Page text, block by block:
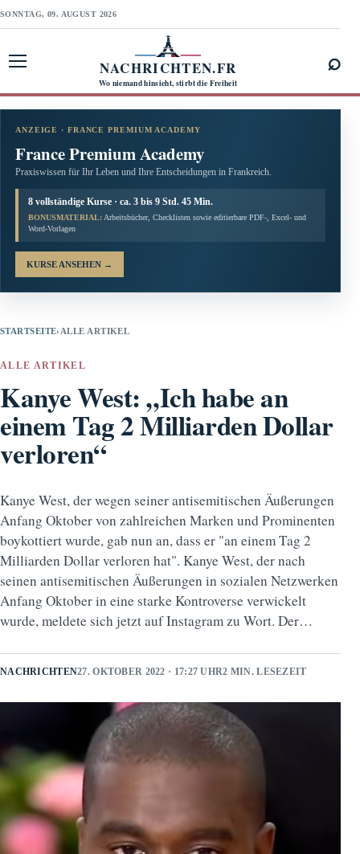
SONNTAG, 09. AUGUST 2026
NACHRICHTEN.FR
Wo niemand hinsieht, stirbt die Freiheit
⌕
ANZEIGE · FRANCE PREMIUM ACADEMY
France Premium Academy
Praxiswissen für Ihr Leben und Ihre Entscheidungen in Frankreich.
8 vollständige Kurse · ca. 3 bis 9 Std. 45 Min.
BONUSMATERIAL: Arbeitsbücher, Checklisten sowie editierbare PDF-, Excel- und
Word-Vorlagen
KURSE ANSEHEN →
STARTSEITE› ALLE ARTIKEL
ALLE ARTIKEL
Kanye West: „Ich habe an
einem Tag 2 Milliarden Dollar
verloren“
Kanye West, der wegen seiner antisemitischen Äußerungen
Anfang Oktober von zahlreichen Marken und Prominenten
boykottiert wurde, gab nun an, dass er "an einem Tag 2
Milliarden Dollar verloren hat". Kanye West, der nach
seinen antisemitischen Äußerungen in sozialen Netzwerken
Anfang Oktober in eine starke Kontroverse verwickelt
wurde, meldete sich jetzt auf Instagram zu Wort. Der…
NACHRICHTEN27. OKTOBER 2022 · 17:27 UHR2 MIN. LESEZEIT